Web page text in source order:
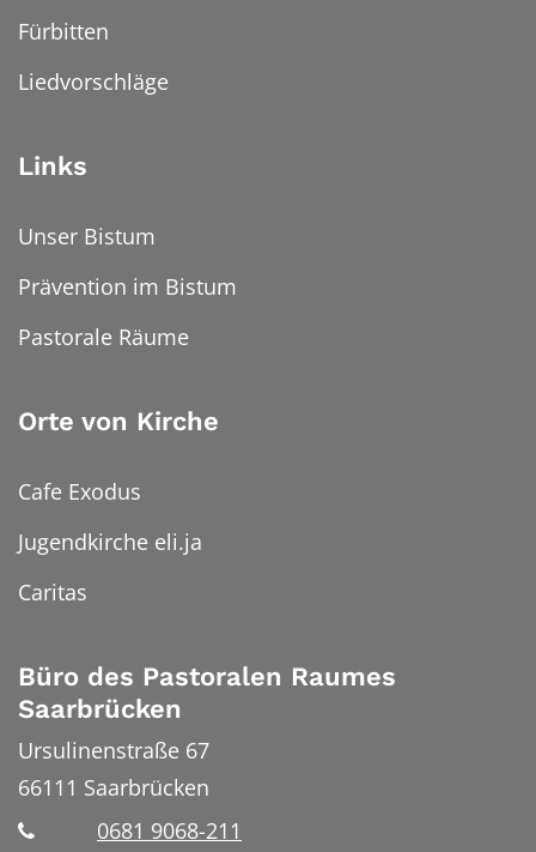
Fürbitten
Liedvorschläge
Links
Unser Bistum
Prävention im Bistum
Pastorale Räume
Orte von Kirche
Cafe Exodus
Jugendkirche eli.ja
Caritas
Büro des Pastoralen Raumes
Saarbrücken
Ursulinenstraße 67
66111 Saarbrücken
0681 9068-211